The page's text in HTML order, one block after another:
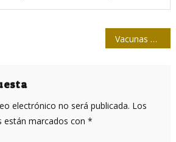
Vacunas cubanas por el mundo (+Mapa Interactivo)
electrónico no será publicada. Los
marcados con *